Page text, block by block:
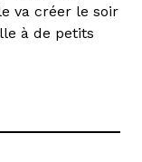
va créer le soir
à de petits